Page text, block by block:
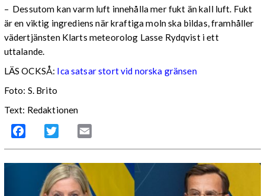
– Dessutom kan varm luft innehålla mer fukt än kall luft. Fukt
är en viktig ingrediens när kraftiga moln ska bildas, framhåller
vädertjänsten Klarts meteorolog Lasse Rydqvist i ett
uttalande.
LÄS OCKSÅ: Ica satsar stort vid norska gränsen
Foto: S. Brito
Text: Redaktionen
Facebook Twitter